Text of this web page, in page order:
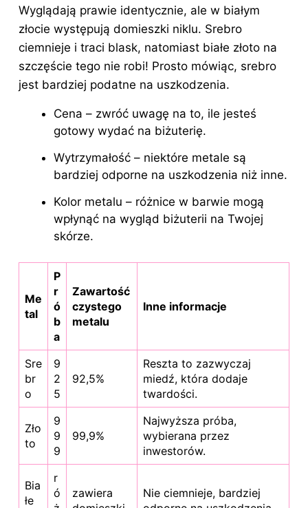
Wyglądają prawie identycznie, ale w białym
złocie występują domieszki niklu. Srebro
ciemnieje i traci blask, natomiast białe złoto na
szczęście tego nie robi! Prosto mówiąc, srebro
jest bardziej podatne na uszkodzenia.
Cena – zwróć uwagę na to, ile jesteś
gotowy wydać na biżuterię.
Wytrzymałość – niektóre metale są
bardziej odporne na uszkodzenia niż inne.
Kolor metalu – różnice w barwie mogą
wpłynąć na wygląd biżuterii na Twojej
skórze.
Me
tal
P
r
ó
b
a
Zawartość
czystego
metalu
Inne informacje
Sre
br
o
9
2
5
92,5%
Reszta to zazwyczaj
miedź, która dodaje
twardości.
Zło
to
9
9
9
99,9%
Najwyższa próba,
wybierana przez
inwestorów.
Bia
łe
r
ó
zawiera
Nie ciemnieje, bardziej